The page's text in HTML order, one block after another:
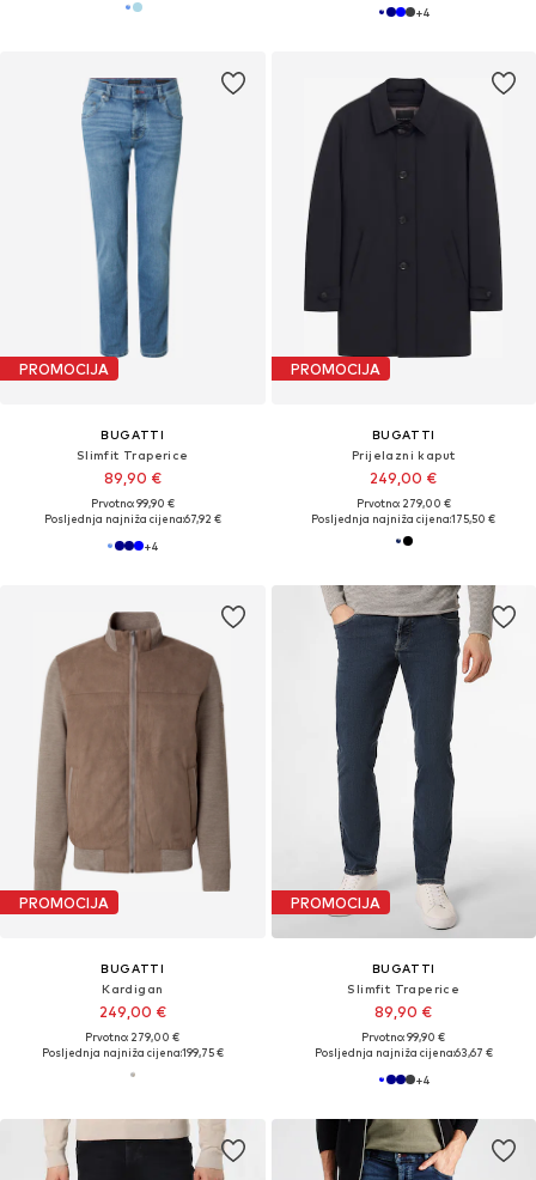
+4
PROMOCIJA
BUGATTI
Slimfit Traperice
89,90 €
Prvotno: 99,90 €
Posljednja najniža cijena:67,92 €
+4
PROMOCIJA
BUGATTI
Prijelazni kaput
249,00 €
Prvotno: 279,00 €
Posljednja najniža cijena:175,50 €
PROMOCIJA
BUGATTI
Kardigan
249,00 €
Prvotno: 279,00 €
Posljednja najniža cijena:199,75 €
PROMOCIJA
BUGATTI
Slimfit Traperice
89,90 €
Prvotno: 99,90 €
Posljednja najniža cijena:63,67 €
+4